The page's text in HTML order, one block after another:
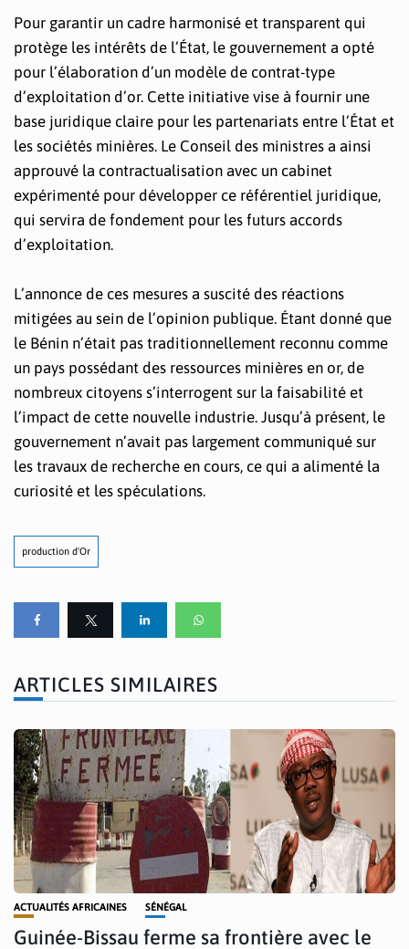
Pour garantir un cadre harmonisé et transparent qui
protège les intérêts de l’État, le gouvernement a opté
pour l’élaboration d’un modèle de contrat-type
d’exploitation d’or. Cette initiative vise à fournir une
base juridique claire pour les partenariats entre l’État et
les sociétés minières. Le Conseil des ministres a ainsi
approuvé la contractualisation avec un cabinet
expérimenté pour développer ce référentiel juridique,
qui servira de fondement pour les futurs accords
d’exploitation.
L’annonce de ces mesures a suscité des réactions
mitigées au sein de l’opinion publique. Étant donné que
le Bénin n’était pas traditionnellement reconnu comme
un pays possédant des ressources minières en or, de
nombreux citoyens s’interrogent sur la faisabilité et
l’impact de cette nouvelle industrie. Jusqu’à présent, le
gouvernement n’avait pas largement communiqué sur
les travaux de recherche en cours, ce qui a alimenté la
curiosité et les spéculations.
production d'Or
ARTICLES SIMILAIRES
ACTUALITÉS AFRICAINES SÉNÉGAL
Guinée-Bissau ferme sa frontière avec le